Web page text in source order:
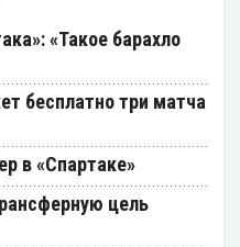
«Такое барахло
бесплатно три матча
в «Спартаке»
цель